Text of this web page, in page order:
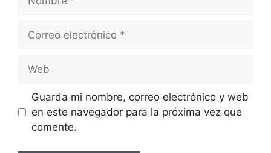
Correo
Web
Guarda mi nombre, correo electrónico y web
en este navegador para la próxima vez que
comente.